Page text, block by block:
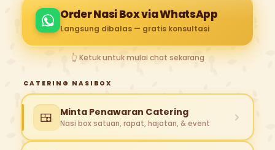
Order Nasi Box via WhatsApp
Langsung dibalas — gratis konsultasi
👆 Ketuk untuk mulai chat sekarang
CATERING NASIBOX
🍱 Minta Penawaran Catering
Nasi box satuan, rapat, hajatan, & event